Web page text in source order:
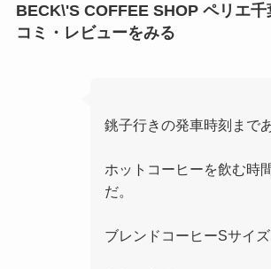
BECK\'S COFFEE SHOP ペリエ千
コミ・レビューをみる
銚子行きの発車時刻まで
ホットコーヒーを飲む時
だ。
ブレンドコーヒーSサイ